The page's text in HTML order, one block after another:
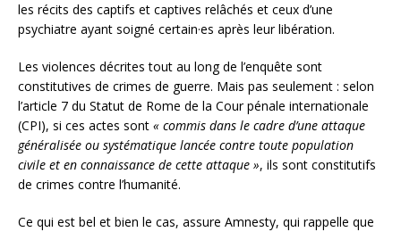
les récits des captifs et captives relâchés et ceux d’une
psychiatre ayant soigné certain·es après leur libération.
Les violences décrites tout au long de l’enquête sont
constitutives de crimes de guerre. Mais pas seulement : selon
l’article 7 du Statut de Rome de la Cour pénale internationale
(CPI), si ces actes sont « commis dans le cadre d’une attaque
généralisée ou systématique lancée contre toute population
civile et en connaissance de cette attaque », ils sont constitutifs
de crimes contre l’humanité.
Ce qui est bel et bien le cas, assure Amnesty, qui rappelle que